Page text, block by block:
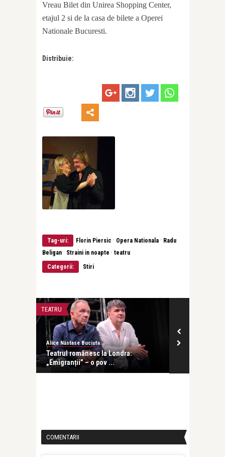
Vreau Bilet din Unirea Shopping Center,
etajul 2 si de la casa de bilete a Operei
Nationale Bucuresti.
Distribuie:
Tag-uri: Florin Piersic · Opera Nationala · Radu
Beligan · Straini in noapte · teatru
Categorii:
Stiri
TEATRU
Alice Năstase Buciuta
Teatrul românesc la Londra:
„Emigranții” – o pov ...
COMENTARII